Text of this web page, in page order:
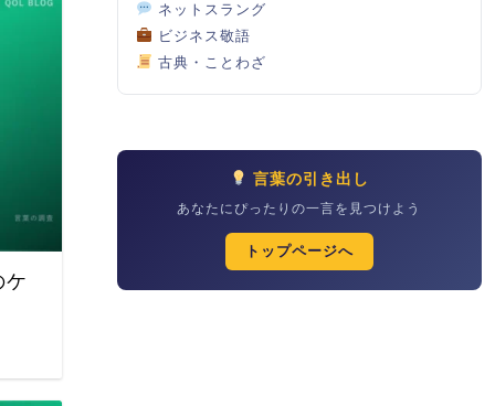
ケ
ネットスラング
ビジネス敬語
古典・ことわざ
言葉の引き出し
あなたにぴったりの一言を見つけよう
トップページへ